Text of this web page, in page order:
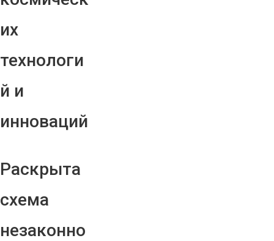
их
технологи
й и
инноваций
Раскрыта
схема
незаконно